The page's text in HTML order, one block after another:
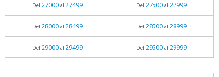
Del 27000al 27499 Del 27500al 27999
Del 28000al 28499 Del 28500al 28999
Del 29000al 29499 Del 29500al 29999